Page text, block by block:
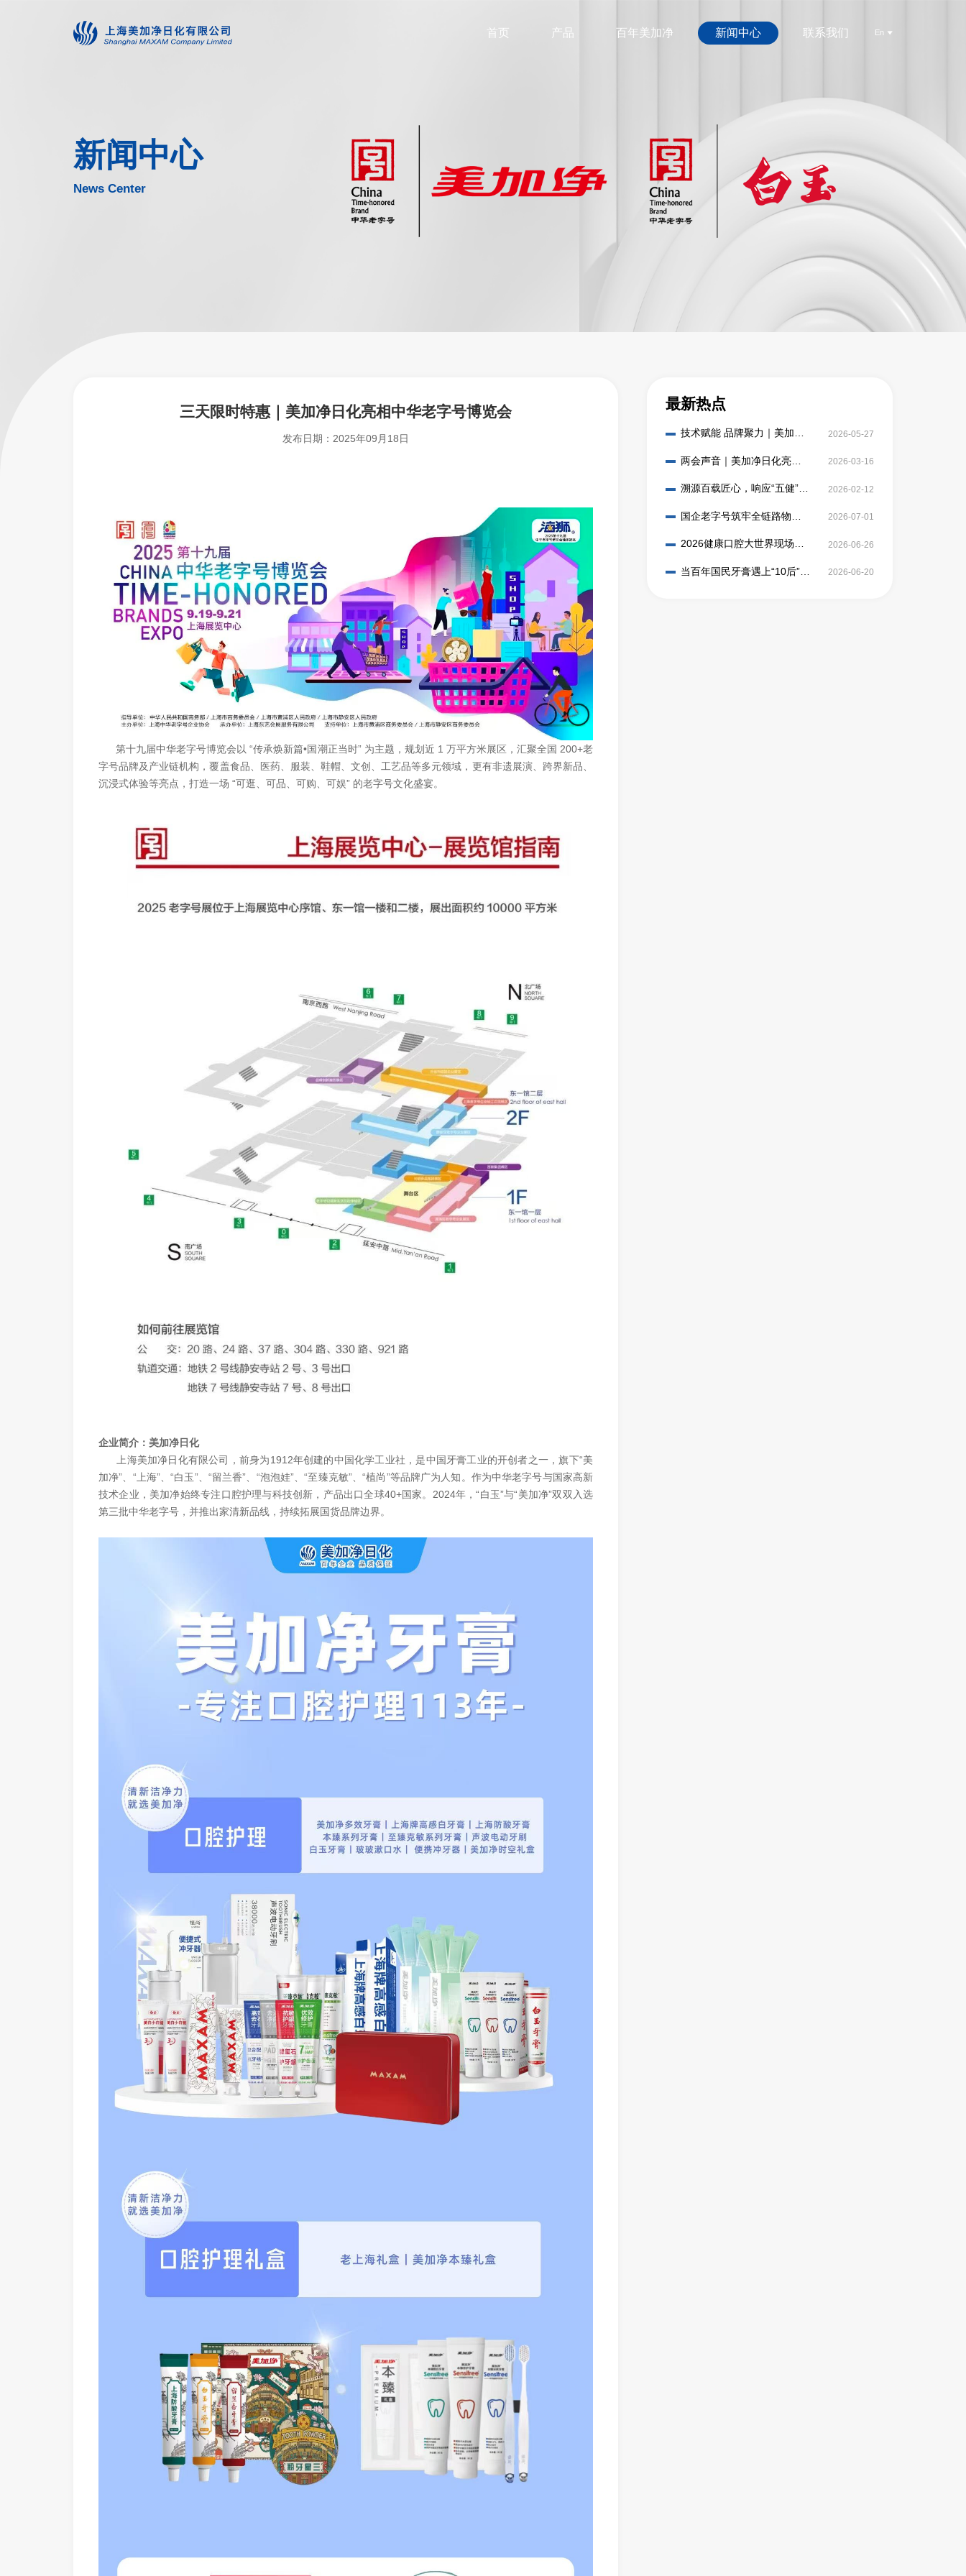
En
首页 产品 百年美加净 新闻中心 联系我们
新闻中心
News Center
三天限时特惠｜美加净日化亮相中华老字号博览会
发布日期： 2025年09月18日
第十九届中华老字号博览会以 “传承焕新篇•国潮正当时” 为主题，规划近 1 万平方米展区，汇聚全国 200+老
字号品牌及产业链机构，覆盖食品、医药、服装、鞋帽、文创、工艺品等多元领域，更有非遗展演、跨界新品、
沉浸式体验等亮点，打造一场 “可逛、可品、可购、可娱” 的老字号文化盛宴。
企业简介：美加净日化
上海美加净日化有限公司，前身为1912年创建的中国化学工业社，是中国牙膏工业的开创者之一，旗下“美
加净”、“上海”、“白玉”、“留兰香”、“泡泡娃”、“至臻克敏”、“植尚”等品牌广为人知。作为中华老字号与国家高新
技术企业，美加净始终专注口腔护理与科技创新，产品出口全球40+国家。2024年，“白玉”与“美加净”双双入选
第三批中华老字号，并推出家清新品线，持续拓展国货品牌边界。
最新热点
技术赋能 品牌聚力｜美加净
腔健康新防线
2026-05-27
两会声音｜美加净日化亮相
2026-03-16
溯源百载匠心，响应“五健”计
腔新健康行动
2026-02-12
国企老字号筑牢全链路物资
使命
2026-07-01
2026健康口腔大世界现场
者泡泡娃来整活了
2026-06-26
当百年国民牙膏遇上“10后”口
2026-06-20